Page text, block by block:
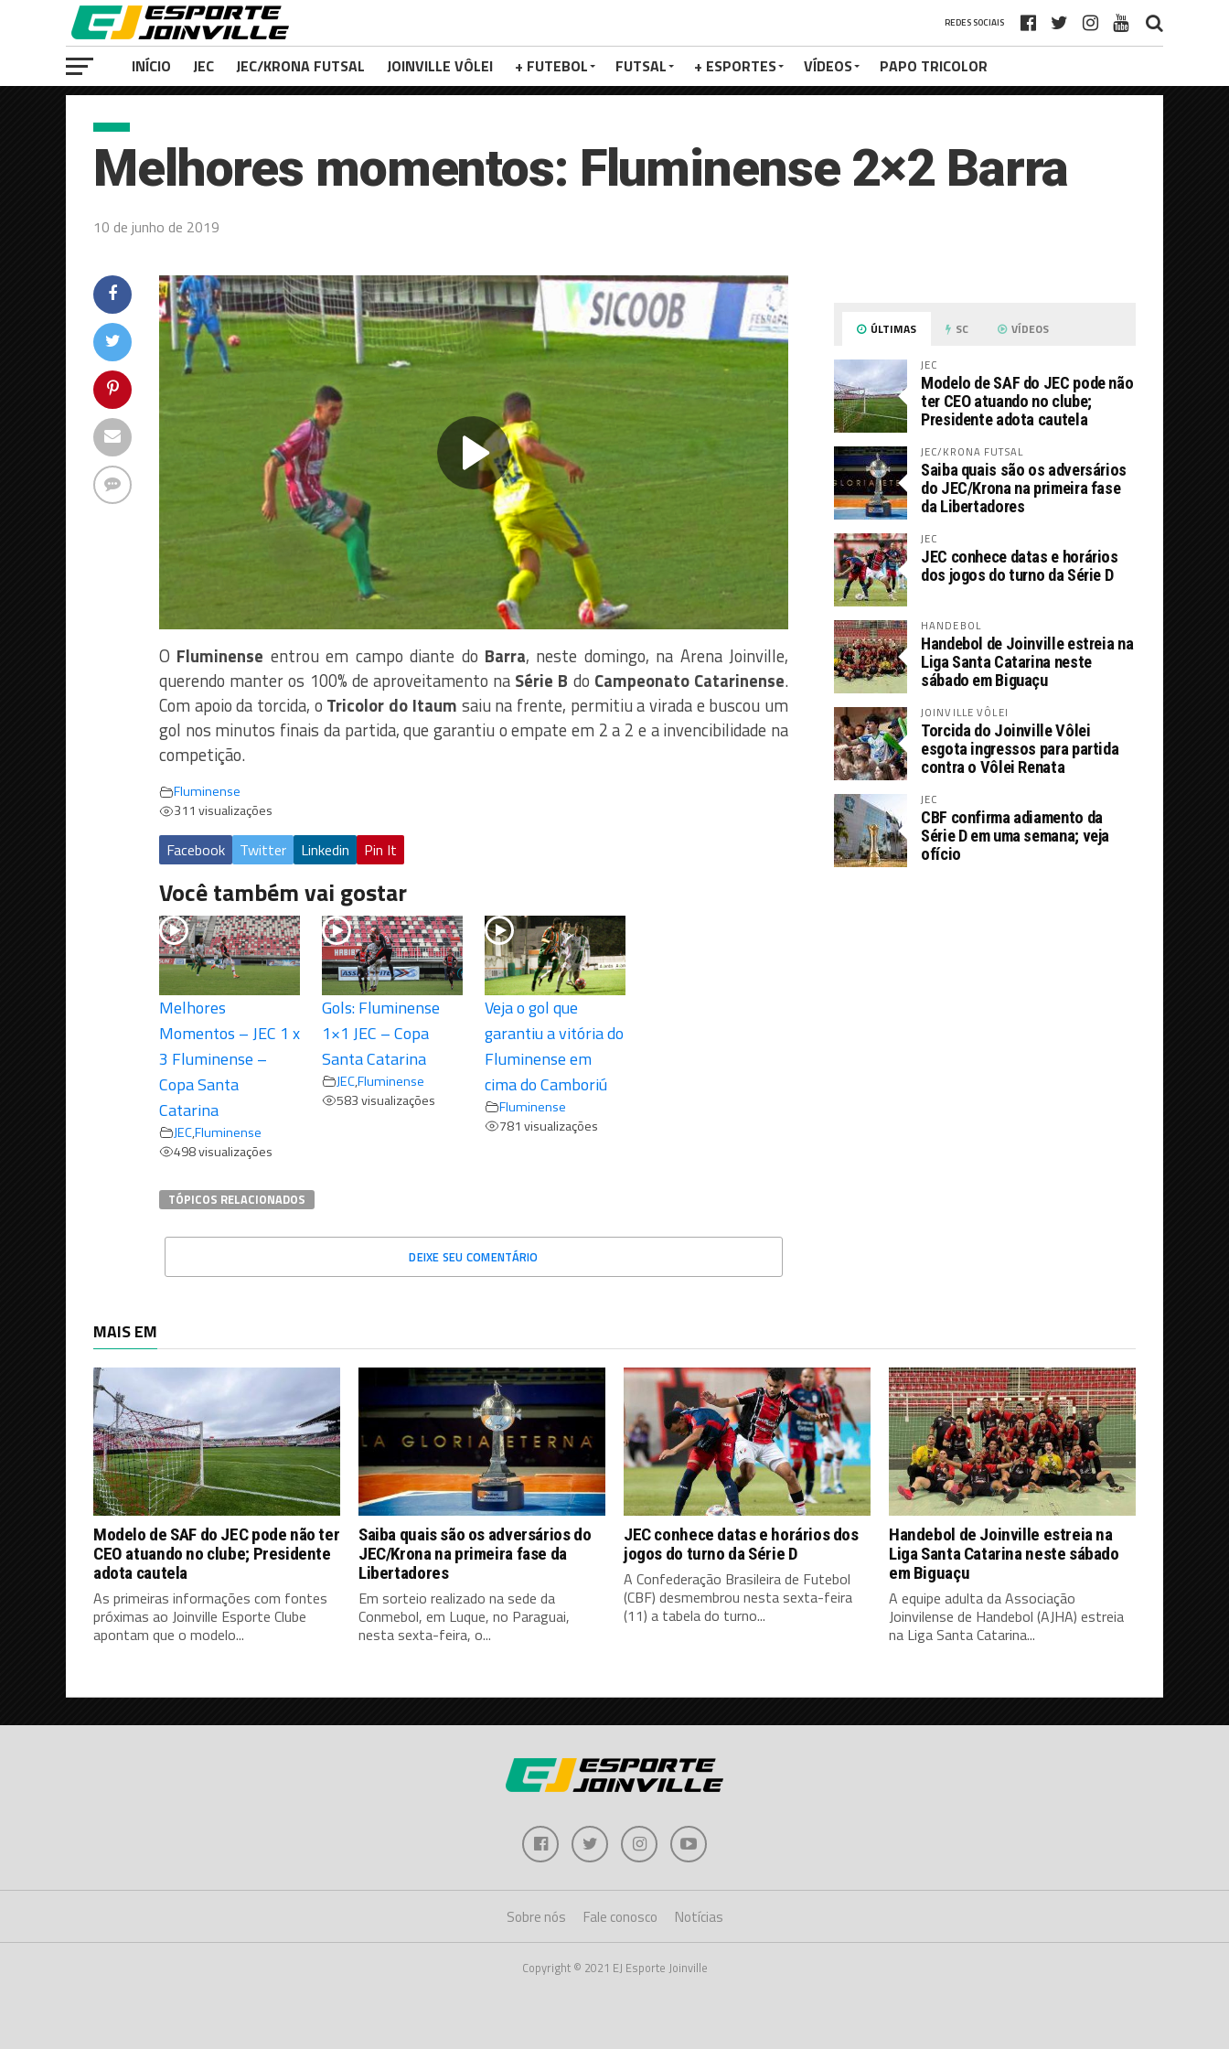
REDES SOCIAIS
INÍCIO JEC JEC/KRONA FUTSAL JOINVILLE VÔLEI + FUTEBOL FUTSAL + ESPORTES VÍDEOS PAPO TRICOLOR
Melhores momentos: Fluminense 2×2 Barra
10 de junho de 2019
O Fluminense entrou em campo diante do Barra, neste domingo, na Arena Joinville,
querendo manter os 100% de aproveitamento na Série B do Campeonato Catarinense.
Com apoio da torcida, o Tricolor do Itaum saiu na frente, permitiu a virada e buscou um
gol nos minutos finais da partida, que garantiu o empate em 2 a 2 e a invencibilidade na
competição.
Fluminense
311 visualizações
Facebook Twitter Linkedin Pin It
Você também vai gostar
Melhores
Momentos – JEC 1 x
3 Fluminense –
Copa Santa
Catarina
JEC,Fluminense
498 visualizações
Gols: Fluminense
1×1 JEC – Copa
Santa Catarina
JEC,Fluminense
583 visualizações
Veja o gol que
garantiu a vitória do
Fluminense em
cima do Camboriú
Fluminense
781 visualizações
TÓPICOS RELACIONADOS
DEIXE SEU COMENTÁRIO
ÚLTIMAS SC VÍDEOS
JEC
Modelo de SAF do JEC pode não
ter CEO atuando no clube;
Presidente adota cautela
JEC/KRONA FUTSAL
Saiba quais são os adversários
do JEC/Krona na primeira fase
da Libertadores
JEC
JEC conhece datas e horários
dos jogos do turno da Série D
HANDEBOL
Handebol de Joinville estreia na
Liga Santa Catarina neste
sábado em Biguaçu
JOINVILLE VÔLEI
Torcida do Joinville Vôlei
esgota ingressos para partida
contra o Vôlei Renata
JEC
CBF confirma adiamento da
Série D em uma semana; veja
ofício
MAIS EM
Modelo de SAF do JEC pode não ter
CEO atuando no clube; Presidente
adota cautela
As primeiras informações com fontes
próximas ao Joinville Esporte Clube
apontam que o modelo...
Saiba quais são os adversários do
JEC/Krona na primeira fase da
Libertadores
Em sorteio realizado na sede da
Conmebol, em Luque, no Paraguai,
nesta sexta-feira, o...
JEC conhece datas e horários dos
jogos do turno da Série D
A Confederação Brasileira de Futebol
(CBF) desmembrou nesta sexta-feira
(11) a tabela do turno...
Handebol de Joinville estreia na
Liga Santa Catarina neste sábado
em Biguaçu
A equipe adulta da Associação
Joinvilense de Handebol (AJHA) estreia
na Liga Santa Catarina...
Sobre nós Fale conosco Notícias
Copyright © 2021 EJ Esporte Joinville